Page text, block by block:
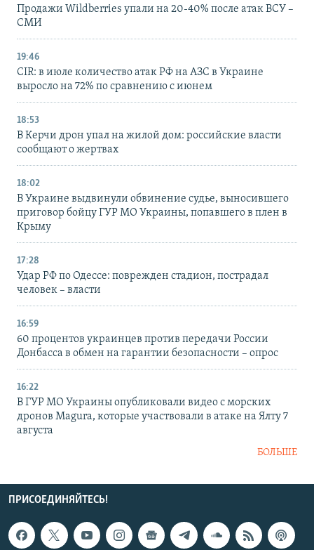
Продажи Wildberries упали на 20-40% после атак ВСУ –
СМИ
19:46
CIR: в июле количество атак РФ на АЗС в Украине
выросло на 72% по сравнению с июнем
18:53
В Керчи дрон упал на жилой дом: российские власти
сообщают о жертвах
18:02
В Украине выдвинули обвинение судье, выносившего
приговор бойцу ГУР МО Украины, попавшего в плен в
Крыму
17:28
Удар РФ по Одессе: поврежден стадион, пострадал
человек – власти
16:59
60 процентов украинцев против передачи России
Донбасса в обмен на гарантии безопасности – опрос
16:22
В ГУР МО Украины опубликовали видео с морских
дронов Magura, которые участвовали в атаке на Ялту 7
августа
БОЛЬШЕ
ПРИСОЕДИНЯЙТЕСЬ!